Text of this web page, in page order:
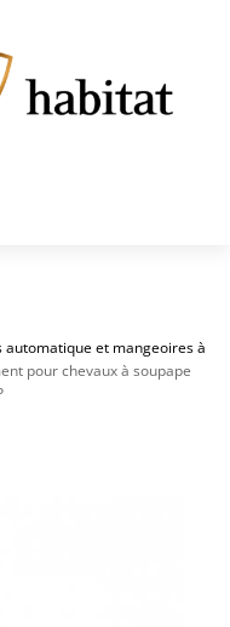
automatique et mangeoires à
pour chevaux à soupape